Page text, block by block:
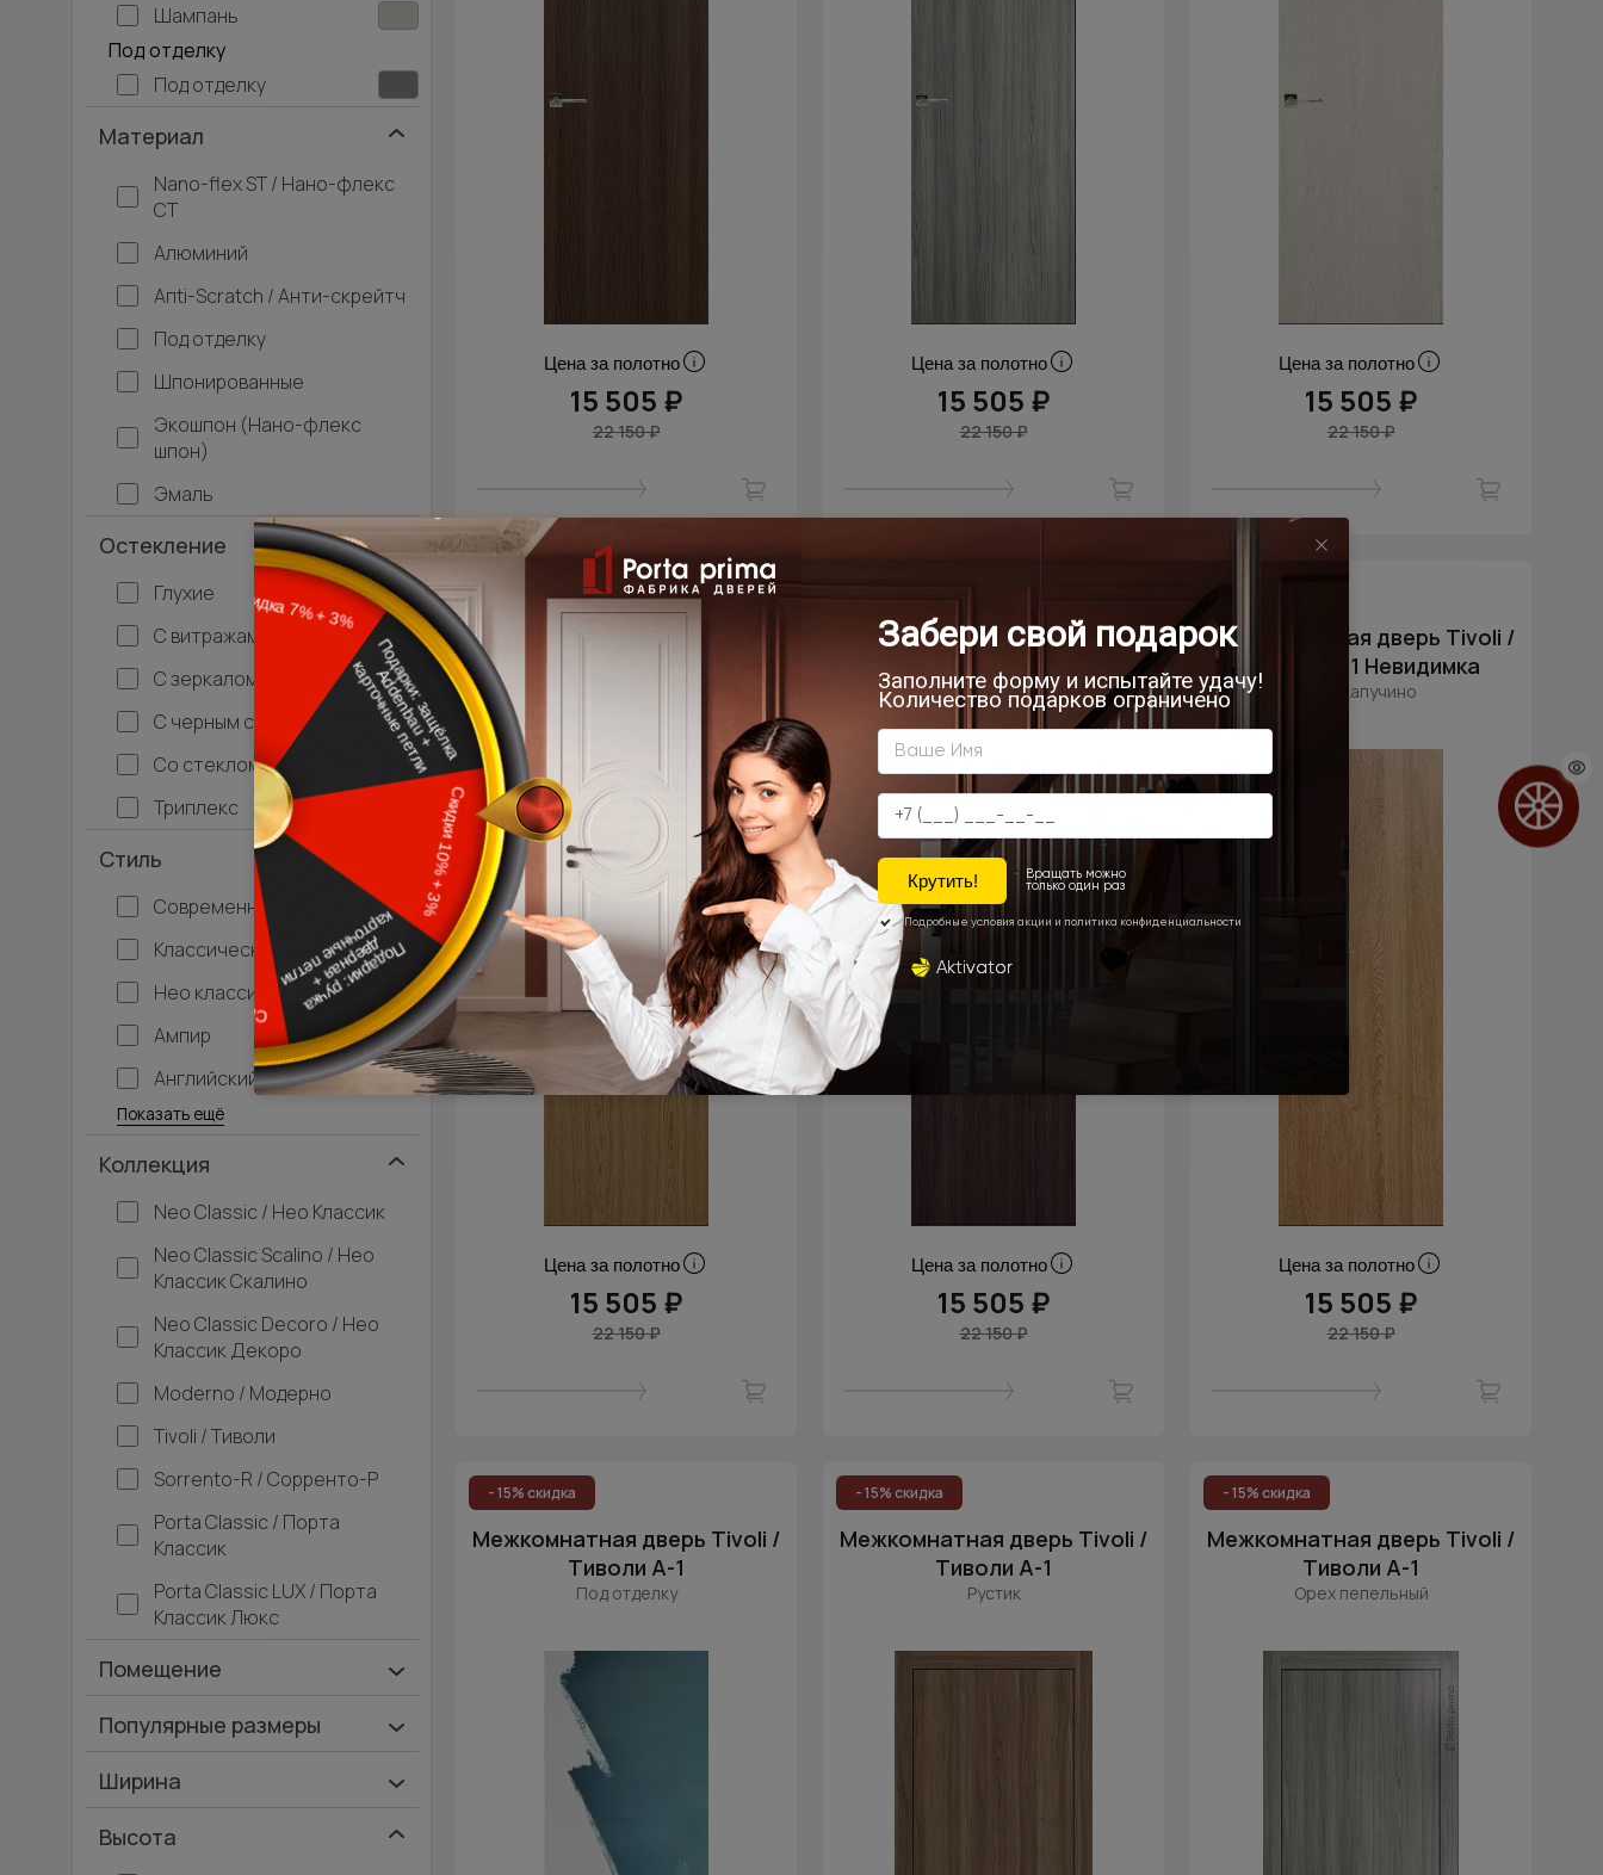
Шампань
Под отделку
Под отделку
Материал
Nano-flex ST / Нано-флекс
СТ
Алюминий
Апti-Sсrаtсh / Анти-скрейтч
Под отделку
Шпонированные
Экошпон (Нано-флекс
шпон)
Эмаль
Остекление
Глухие
С витражами
С зеркалом
С черным стеклом
Со стеклом
Триплекс
Стиль
Современный
Классический
Нео классика
Ампир
Английский
Багетные
Барокко
Кантри
Крашенные
Лофт
Модерн
Под старину
Прованс
Скандинавский
Современная классика
Хай-тек
Показать ещё
Коллекция
Neo Classic / Нео Классик
Neo Classic Scalino / Нео
Классик Скалино
Neo Classic Decoro / Нео
Классик Декоро
Moderno / Модерно
Tivoli / Тиволи
Sorrento-R / Сорренто-Р
Porta Classic / Порта
Классик
Porta Classic LUX / Порта
Классик Люкс
Помещение
Ванная и туалет
Дача
Популярные размеры
600х2000
Ширина
Ширина 40 см
Высота
Цена за полотно
15 505 ₽
22 150 ₽
Цена за полотно
15 505 ₽
22 150 ₽
Цена за полотно
15 505 ₽
22 150 ₽
Межкомнатная дверь Tivoli /
Цена за полотно
15 505 ₽
22 150 ₽
Межкомнатная дверь Tivoli /
Тиволи А-1 Невидимка
Венге Нуар
Цена за полотно
15 505 ₽
22 150 ₽
Межкомнатная дверь Tivoli /
Тиволи А-1 Невидимка
Дуб капучино
Цена за полотно
15 505 ₽
22 150 ₽
- 15% скидка
Межкомнатная дверь Tivoli /
Тиволи А-1
Под отделку
- 15% скидка
Межкомнатная дверь Tivoli /
Тиволи А-1
Рустик
- 15% скидка
Межкомнатная дверь Tivoli /
Тиволи А-1
Орех пепельный